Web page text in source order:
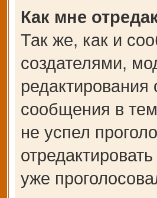
Как мне
Так же, как и
создателями,
редактирования
сообщения в
не успел
уже